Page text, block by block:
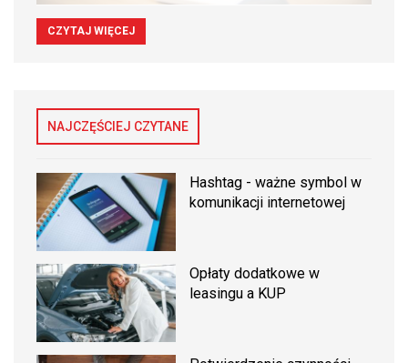
CZYTAJ WIĘCEJ
NAJCZĘŚCIEJ CZYTANE
Hashtag - ważne symbol w
komunikacji internetowej
Opłaty dodatkowe w
leasingu a KUP